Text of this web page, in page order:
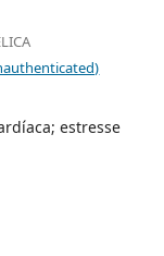
estresse